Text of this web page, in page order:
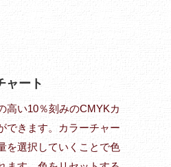
ャート
高い10％刻みのCMYKカ
できます。カラーチャー
を選択していくことで色